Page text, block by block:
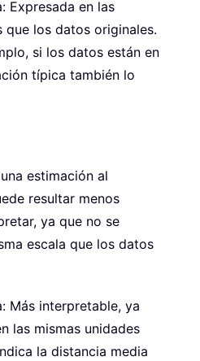
Expresada en las
que los datos originales.
si los datos están en
típica también lo
estimación al
resultar menos
ya que no se
escala que los datos
Más interpretable, ya
las mismas unidades
la distancia media